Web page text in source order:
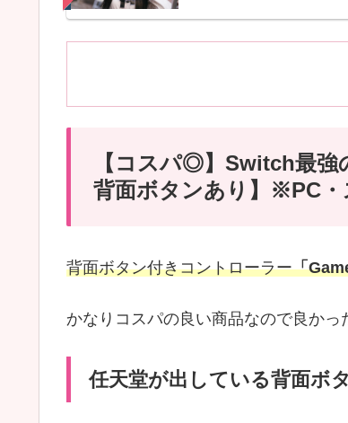
【コスパ◎】Switch最強
背面ボタンあり】※PC・
背面ボタン付きコントローラー「
かなりコスパの良い商品なので良かっ
任天堂が出している背面ボ